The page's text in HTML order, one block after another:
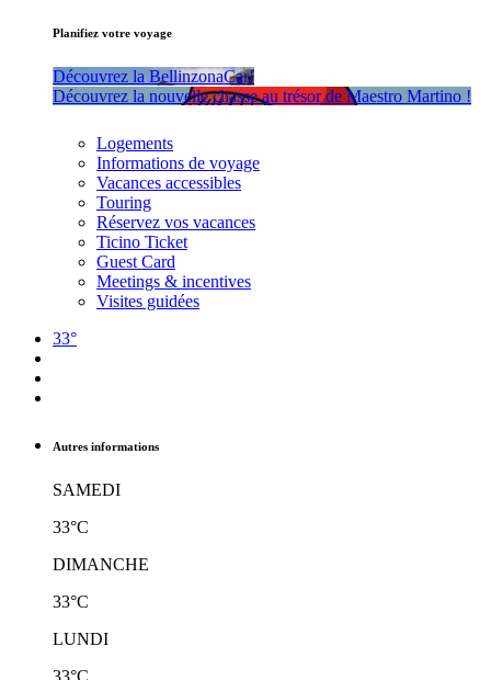
Planifiez votre voyage
Découvrez la BellinzonaCar!
Découvrez la nouvelle chasse au trésor de Maestro Martino !
Logements
Informations de voyage
Vacances accessibles
Touring
Réservez vos vacances
Ticino Ticket
Guest Card
Meetings & incentives
Visites guidées
33°
Autres informations
SAMEDI
33°C
DIMANCHE
33°C
LUNDI